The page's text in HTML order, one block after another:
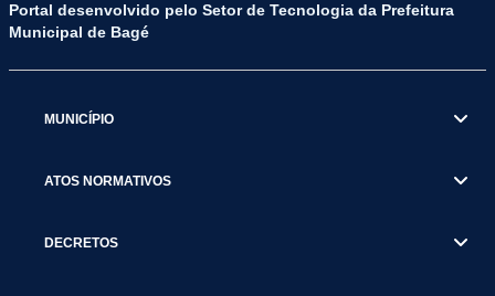
Portal desenvolvido pelo Setor de Tecnologia da Prefeitura
Municipal de Bagé
MUNICÍPIO
ATOS NORMATIVOS
DECRETOS